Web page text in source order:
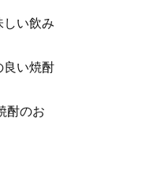
しい飲み
良い焼酎
酎のお